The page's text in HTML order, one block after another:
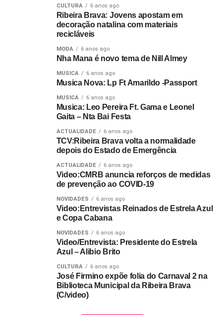
CULTURA 6 anos ago
Ribeira Brava: Jovens apostam em
decoração natalina com materiais
recicláveis
MODA 6 anos ago
Nha Mana é novo tema de Nill Almey
MUSICA 6 anos ago
Musica Nova: Lp Ft Amarildo -Passport
MUSICA 6 anos ago
Musica: Leo Pereira Ft. Gama e Leonel
Gaita – Nta Bai Festa
ACTUALIDADE 6 anos ago
TCV:Ribeira Brava volta a normalidade
depois do Estado de Emergência
ACTUALIDADE 6 anos ago
Video:CMRB anuncia reforços de medidas
de prevenção ao COVID-19
NOVIDADES 6 anos ago
Video:Entrevistas Reinados de Estrela Azul
e Copa Cabana
NOVIDADES 6 anos ago
Video/Entrevista: Presidente do Estrela
Azul – Alibio Brito
CULTURA 6 anos ago
José Firmino expõe folia do Carnaval 2 na
Biblioteca Municipal da Ribeira Brava
(C/video)